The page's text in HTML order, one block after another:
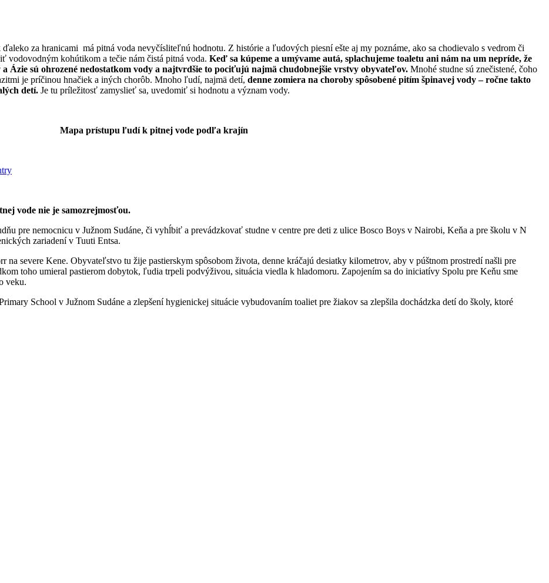
za hranicami má pitná voda nevyčísliteľnú hodnotu. Z histórie a ľudových piesní ešte aj my poznáme, ako sa chodievalo s vedrom či
vodovodným kohútikom a tečie nám čistá pitná voda. Keď sa kúpeme a umývame autá, splachujeme toaletu ani nám na um nepríde, že
sú ohrozené nedostatkom vody a najtvrdšie to pociťujú najmä chudobnejšie vrstvy obyvateľov. Mnohé studne sú znečistené, čoho
je príčinou hnačiek a iných chorôb. Mnoho ľudí, najmä detí, denne zomiera na choroby spôsobené pitím špinavej vody – ročne takto
detí. Je tu príležitosť zamyslieť sa, uvedomiť si hodnotu a význam vody.
Mapa prístupu ľudí k pitnej vode podľa krajín
vode nie je samozrejmosťou.
pre nemocnicu v Južnom Sudáne, či vyhĺbiť a prevádzkovať studne v centre pre deti z ulice Bosco Boys v Nairobi, Keňa a pre školu v N
zariadení v Tuuti Entsa.
na severe Kene. Obyvateľstvo tu žije pastierskym spôsobom života, denne kráčajú desiatky kilometrov, aby v púštnom prostredí našli pre
toho umieral pastierom dobytok, ľudia trpeli podvýživou, situácia viedla k hladomoru. Zapojením sa do iniciatívy Spolu pre Keňu sme
veku.
School v Južnom Sudáne a zlepšení hygienickej situácie vybudovaním toaliet pre žiakov sa zlepšila dochádzka detí do školy, ktoré